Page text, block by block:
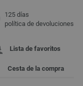
125 días
política de devoluciones
Lista de favoritos
Cesta de la compra